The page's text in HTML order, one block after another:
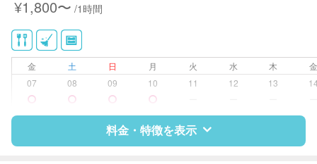
¥1,800〜 /1時間
金 土 日 月 火 水 木
07
08 09 10 11 12 13
料金・特徴を表示